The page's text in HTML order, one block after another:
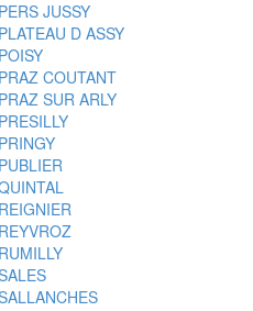
JUSSY
D ASSY
COUTANT
SUR ARLY